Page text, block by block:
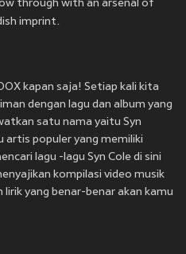
through with an arsenal of
imprint.
kapan saja! Setiap kali kita
dengan lagu dan album yang
satu nama yaitu Syn
artis populer yang memiliki
lagu -lagu Syn Cole di sini
kompilasi video musik
lirik yang benar-benar akan kamu